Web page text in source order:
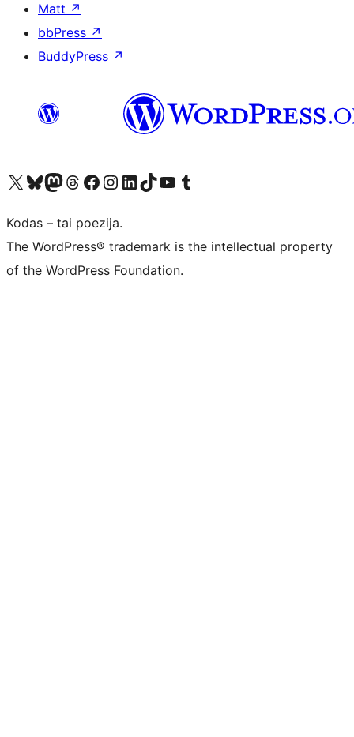
Matt ↗
bbPress ↗
BuddyPress ↗
Visit our X (formerly Twitter) account
Apsilankykite mūsų Bluesky paskyroje
Visit our Mastodon account
Apsilankykite mūsų Threads paskyroje
Visit our Facebook page
Visit our Instagram account
Visit our LinkedIn account
Apsilankykite mūsų TikTok paskyroje
Visit our YouTube channel
Apsilankykite mūsų Tumblr paskyroje
Kodas – tai poezija.
The WordPress® trademark is the intellectual property
of the WordPress Foundation.